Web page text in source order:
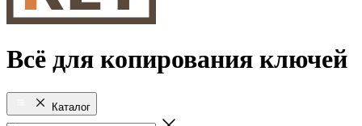
Всё для копирования ключей
Каталог